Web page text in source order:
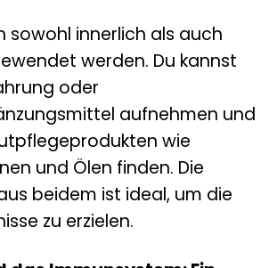
sowohl innerlich als auch
werden. Du kannst
oder
aufnehmen und
wie
und Ölen finden. Die
beidem ist ideal, um die
zu erzielen.